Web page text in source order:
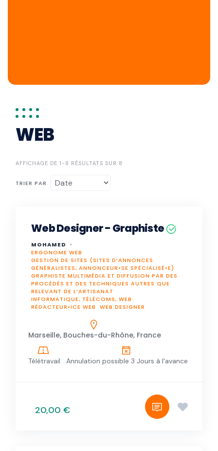
WEB
AFFICHAGE DE 1-8 RÉSULTATS SUR 8
TRIER PAR
Web Designer - Graphiste
MOHAMED
ERGONOME WEB
GESTION DE SITES (SITES D’ANNONCES
GÉNÉRALISTES, ANNONCEUR•SE SPÉCIALISÉ•E)
GRAPHISTE MULTIMÉDIA ET DIFFUSION PAR DES
PROCÉDÉS ET DES TECHNIQUES AUTRES QUE
RELEVANT DE L’ARTISANAT
INFORMATIQUE, TÉLÉCOMS, WEB
RÉDACTEUR•ICE WEB
WEB DESIGNER
Marseille, Bouches-du-Rhône, France
Télétravail Annulation possible 3 Jours à l'avance
20,00 €